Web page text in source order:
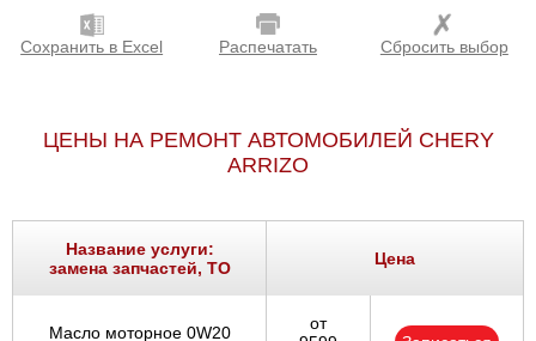
Сохранить в Excel Распечатать Сбросить выбор
ЦЕНЫ НА РЕМОНТ АВТОМОБИЛЕЙ CHERY
ARRIZO
Название услуги:
замена запчастей, ТО
Цена
Масло моторное 0W20
от